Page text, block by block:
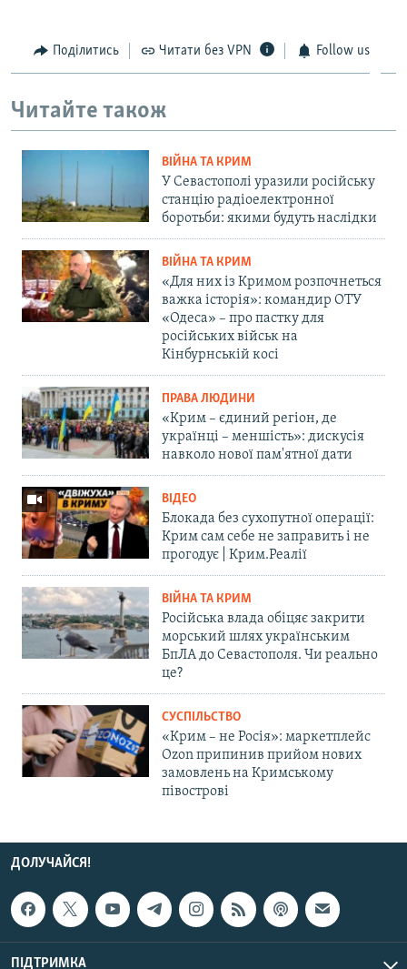
Поділитись Читати без VPN Follow us
Читайте також
ВІЙНА ТА КРИМ
У Севастополі уразили російську
станцію радіоелектронної
боротьби: якими будуть наслідки
ВІЙНА ТА КРИМ
«Для них із Кримом розпочнеться
важка історія»: командир ОТУ
«Одеса» – про пастку для
російських військ на
Кінбурнській косі
ПРАВА ЛЮДИНИ
«Крим – єдиний регіон, де
українці – меншість»: дискусія
навколо нової пам'ятної дати
ВІДЕО
Блокада без сухопутної операції:
Крим сам себе не заправить і не
прогодує | Крим.Реалії
ВІЙНА ТА КРИМ
Російська влада обіцяє закрити
морський шлях українським
БпЛА до Севастополя. Чи реально
це?
СУСПІЛЬСТВО
«Крим – не Росія»: маркетплейс
Ozon припинив прийом нових
замовлень на Кримському
півострові
ДОЛУЧАЙСЯ!
ПІДТРИМКА